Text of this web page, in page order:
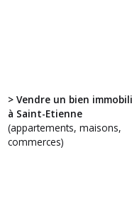
> Vendre un bien
à Saint-Etienne
(appartements, maisons,
commerces)